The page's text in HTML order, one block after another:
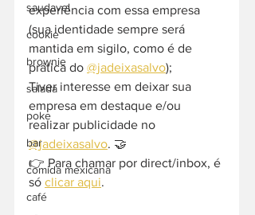
saudavel
cookie
brownie
salada
poke
bar
comida mexicana
café
experiência com essa empresa
(sua identidade sempre será
mantida em sigilo, como é de
prática do @jadeixasalvo);
Tiver interesse em deixar sua
empresa em destaque e/ou
realizar publicidade no
@jadeixasalvo. 🤝
👉 Para chamar por direct/inbox, é
só clicar aqui.